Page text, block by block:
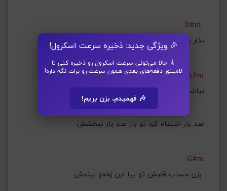
🎉 ویژگی جدید: ذخیره سرعت اسکرول!
🎸 حالا می‌تونی سرعت اسکرول رو ذخیره کنی تا
لامینور دفعه‌های بعدی همون سرعت رو برات نگه داره!
🎶 فهمیدم، بزن بریم!
D#m
نذار بزنم داد داد بیداد شده بی تو سردش
A#m
نباشی میزنه داد میزنه زار بیا بزن یه سر بهش
صد بار اشتباه کرد تو باز صد بار ببخشش
G#m